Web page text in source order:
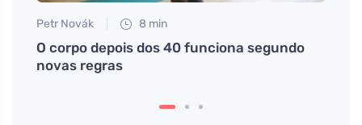
Petr Novák 8 min
O corpo depois dos 40 funciona segundo
novas regras